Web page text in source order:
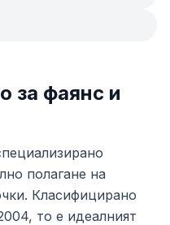
за фаянс и
полагане на
Класифицирано
то е идеалният